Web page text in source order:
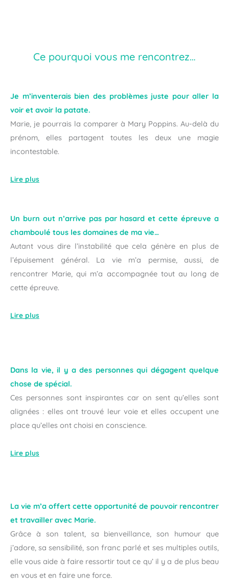
Ce pourquoi vous me rencontrez…
Je m’inventerais bien des problèmes juste pour aller la
voir et avoir la patate.
Marie, je pourrais la comparer à Mary Poppins. Au-delà du
prénom, elles partagent toutes les deux une magie
incontestable.
Lire plus
Un burn out n’arrive pas par hasard et cette épreuve a
chamboulé tous les domaines de ma vie…
Autant vous dire l’instabilité que cela génère en plus de
l’épuisement général. La vie m’a permise, aussi, de
rencontrer Marie, qui m’a accompagnée tout au long de
cette épreuve.
Lire plus
Dans la vie, il y a des personnes qui dégagent quelque
chose de spécial.
Ces personnes sont inspirantes car on sent qu’elles sont
alignées : elles ont trouvé leur voie et elles occupent une
place qu’elles ont choisi en conscience.
Lire plus
La vie m’a offert cette opportunité de pouvoir rencontrer
et travailler avec Marie.
Grâce à son talent, sa bienveillance, son humour que
j’adore, sa sensibilité, son franc parlé et ses multiples outils,
elle vous aide à faire ressortir tout ce qu’ il y a de plus beau
en vous et en faire une force.